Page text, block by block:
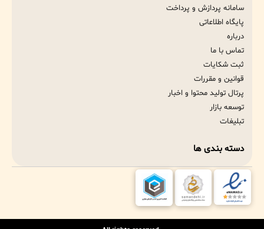
سامانه پردازش و پرداخت
پایگاه اطلاعاتی
درباره
تماس با ما
ثبت شکایات
قوانین و مقررات
پرتال تولید محتوا و اخبار
توسعه بازار
تبلیغات
دسته بندی ها